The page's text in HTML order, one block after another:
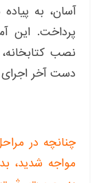
آسان، به
پرداخت. این
نصب
دست آخر
چنانچه در
مواجه شدید،